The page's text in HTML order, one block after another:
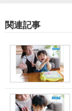
関連記事